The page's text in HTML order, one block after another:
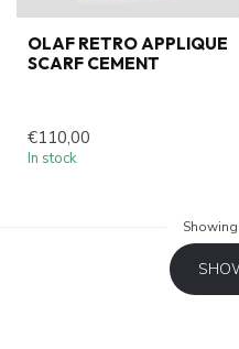
OLAF RETRO APPLIQUE
SCARF CEMENT
€110,00
In stock
Showing